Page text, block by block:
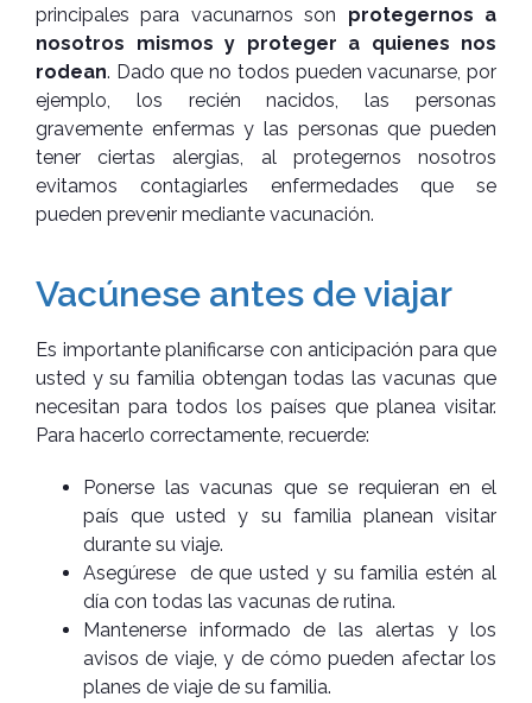
principales para vacunarnos son protegernos a
nosotros mismos y proteger a quienes nos
rodean. Dado que no todos pueden vacunarse, por
ejemplo, los recién nacidos, las personas
gravemente enfermas y las personas que pueden
tener ciertas alergias, al protegernos nosotros
evitamos contagiarles enfermedades que se
pueden prevenir mediante vacunación.
Vacúnese antes de viajar
Es importante planificarse con anticipación para que
usted y su familia obtengan todas las vacunas que
necesitan para todos los países que planea visitar.
Para hacerlo correctamente, recuerde:
Ponerse las vacunas que se requieran en el
país que usted y su familia planean visitar
durante su viaje.
Asegúrese de que usted y su familia estén al
día con todas las vacunas de rutina.
Mantenerse informado de las alertas y los
avisos de viaje, y de cómo pueden afectar los
planes de viaje de su familia.